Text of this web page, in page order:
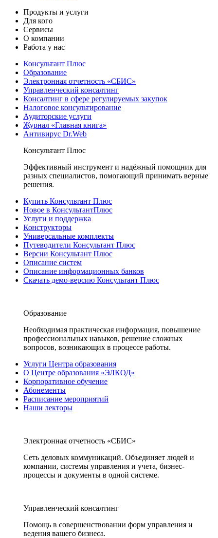
Продукты и услуги
Для кого
Сервисы
О компании
Работа у нас
Консультант Плюс
Образование
Электронная отчетность «СБИС»
Управленческий консалтинг
Консалтинг в сфере регулируемых закупок
Налоговое консультирование
Аудиторские услуги
Журнал «Главная книга»
Антивирус Dr.Web
Консультант Плюс
Эффективный инструмент и надёжный помощник для
разных специалистов, помогающий принимать верные
решения.
Купить Консультант Плюс
Новое в КонсультантПлюс
Услуги и поддержка
Конструкторы
Универсальные комплекты
Путеводители Консультант Плюс
Версии Консультант Плюс
Описание систем
Описание информационных банков
Скачать демо-версию Консультант Плюс
Образование
Необходимая практическая информация, повышение
профессиональных навыков, решение сложных
вопросов, возникающих в процессе работы.
Услуги Центра образования
О Центре образования «ЭЛКОД»
Корпоративное обучение
Абонементы
Расписание мероприятий
Наши лекторы
Электронная отчетность «СБИС»
Сеть деловых коммуникаций. Объединяет людей и
компании, системы управления и учета, бизнес-
процессы и документы в одной системе.
Управленческий консалтинг
Помощь в совершенствовании форм управления и
ведения вашего бизнеса.